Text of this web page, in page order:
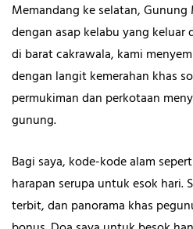
Memandang ke selatan,
dengan asap kelabu yang keluar
di barat cakrawala, kami
dengan langit kemerahan khas
permukiman dan perkotaan
gunung.
Bagi saya, kode-kode alam
harapan serupa untuk esok hari.
terbit, dan panorama khas